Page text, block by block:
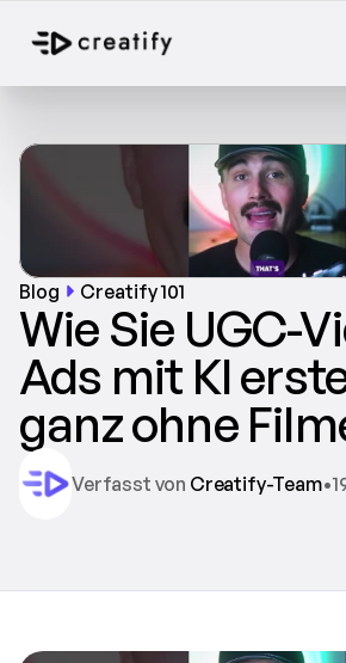
Blog Creatify 101
Wie Sie UGC-
Ads mit KI
ganz ohne
Verfasst von Creatify-Team•